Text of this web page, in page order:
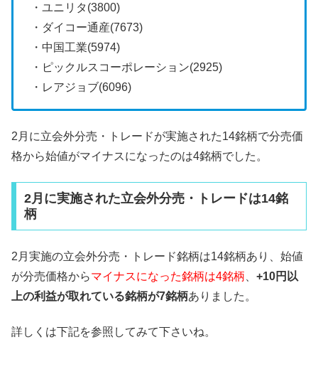
・ユニリタ(3800)
・ダイコー通産(7673)
・中国工業(5974)
・ピックルスコーポレーション(2925)
・レアジョブ(6096)
2月に立会外分売・トレードが実施された14銘柄で分売価
格から始値がマイナスになったのは4銘柄でした。
2月に実施された立会外分売・トレードは14銘
柄
2月実施の立会外分売・トレード銘柄は14銘柄あり、始値
が分売価格からマイナスになった銘柄は4銘柄
+10円以
上の利益が取れている銘柄が7銘柄ありました。
詳しくは下記を参照してみて下さいね。